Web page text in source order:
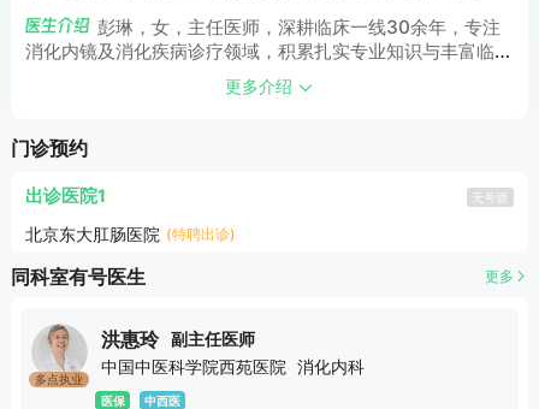
疗关键环节，为诊疗效果与患者康复提供专业保障。可独立开展
消化道息肉镜下治疗、食道静脉曲张出血硬化/套扎/粘堵治疗、食
道狭窄支架置入、梗阻性黄疸ERCP及胰胆管支架置入等内镜操
彭琳，女，主任医师，深耕临床一线30余年，专注
消化内镜及消化疾病诊疗领域，积累扎实专业知识与丰富临床
经验；2次赴北京友谊医院进修消化疾病及内镜诊疗专业，紧
跟行业前沿技术，持续精进诊疗水平，为行业诊疗研究提供有
更多介绍
门诊预约
出诊医院1 无号源
北京东大肛肠医院 (特聘出诊)
同科室有号医生 更多
多点执业
洪惠玲
副主任医师
中国中医科学院西苑医院
消化内科
医保 中西医